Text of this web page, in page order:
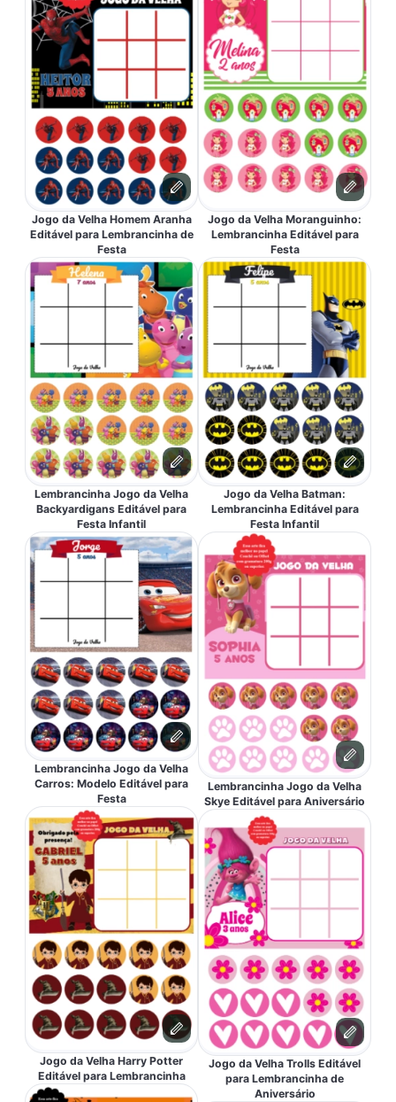
Jogo da Velha Homem Aranha
Editável para Lembrancinha de
Festa
Lembrancinha Jogo da Velha
Backyardigans Editável para
Festa Infantil
Lembrancinha Jogo da Velha
Carros: Modelo Editável para
Festa
Jogo da Velha Harry Potter
Editável para Lembrancinha
Jogo da Velha Moranguinho:
Lembrancinha Editável para
Festa
Jogo da Velha Batman:
Lembrancinha Editável para
Festa Infantil
Lembrancinha Jogo da Velha
Skye Editável para Aniversário
Jogo da Velha Trolls Editável
para Lembrancinha de
Aniversário